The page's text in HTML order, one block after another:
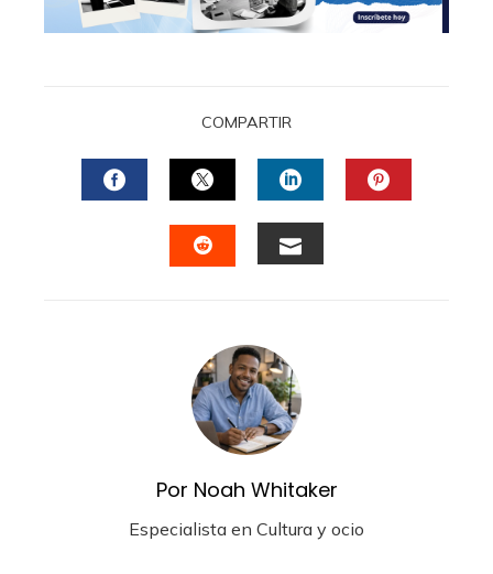
COMPARTIR
FACEBOOKTWITTERLINKEDIN
Por Noah Whitaker
Especialista en Cultura y ocio